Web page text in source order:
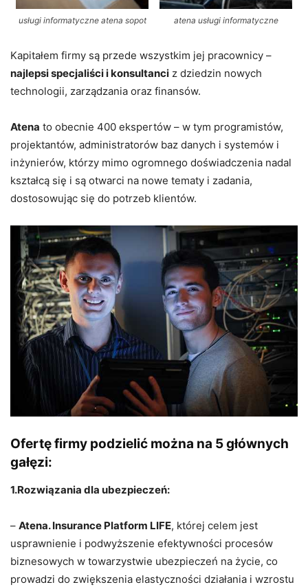
usługi informatyczne atena sopot atena usługi informatyczne
Kapitałem firmy są przede wszystkim jej pracownicy –
najlepsi specjaliści i konsultanci z dziedzin nowych
technologii, zarządzania oraz finansów.
Atena to obecnie 400 ekspertów – w tym programistów,
projektantów, administratorów baz danych i systemów i
inżynierów, którzy mimo ogromnego doświadczenia nadal
kształcą się i są otwarci na nowe tematy i zadania,
dostosowując się do potrzeb klientów.
Ofertę firmy podzielić można na 5 głównych
gałęzi:
1.Rozwiązania dla ubezpieczeń:
– Atena. Insurance Platform LIFE, której celem jest
usprawnienie i podwyższenie efektywności procesów
biznesowych w towarzystwie ubezpieczeń na życie, co
prowadzi do zwiększenia elastyczności działania i wzrostu